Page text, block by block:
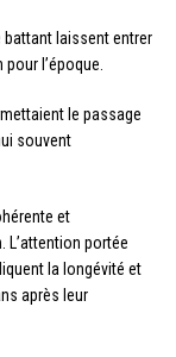
battant laissent entrer
l’époque.
le passage
souvent
et
L’attention portée
la longévité et
après leur